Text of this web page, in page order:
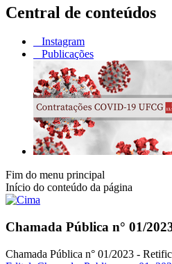
Central de conteúdos
Instagram
Publicações
Fim do menu principal
Início do conteúdo da página
Chamada Pública n° 01/
Chamada Pública n° 01/2023 -